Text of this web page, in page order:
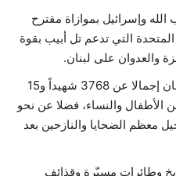
وإسرائيل بموازاة مقترح
التي تدعم تل أبيب بقوة
والعدوان على لبنان.
وأسفر العدوان الإسرائيلي على لبنان إجمالا عن 3768 شهيداً و15
من الأطفال والنساء، فضلا عن نحو
تسجيل معظم الضحايا والنازحين بعد
وطائرات مسيّرة وقذائف